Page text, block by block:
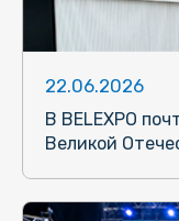
22.06.2026
В BELEXPO
Великой